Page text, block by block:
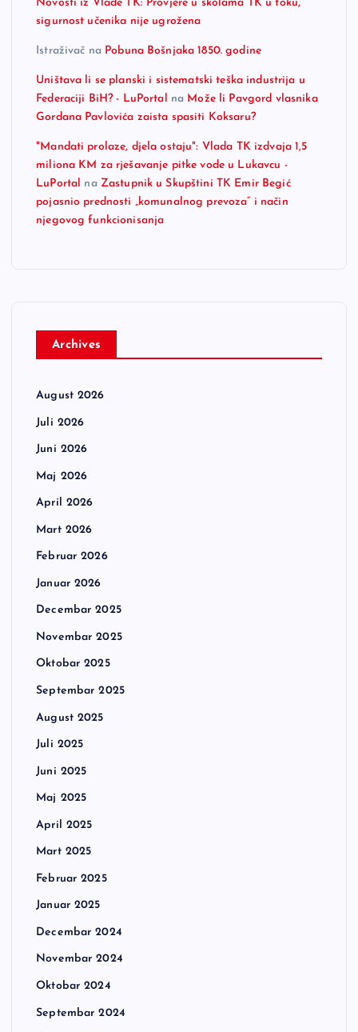
Novosti iz Vlade TK: Provjere u školama TK u toku,
sigurnost učenika nije ugrožena
Istraživač na Pobuna Bošnjaka 1850. godine
Uništava li se planski i sistematski teška industrija u
Federaciji BiH? - LuPortal
na Može li Pavgord vlasnika
Gordana Pavlovića zaista spasiti Koksaru?
"Mandati prolaze, djela ostaju": Vlada TK izdvaja 1,5
miliona KM za rješavanje pitke vode u Lukavcu -
LuPortal na Zastupnik u Skupštini TK Emir Begić
pojasnio prednosti „komunalnog prevoza“ i način
njegovog funkcionisanja
Archives
August 2026
Juli 2026
Juni 2026
Maj 2026
April 2026
Mart 2026
Februar 2026
Januar 2026
Decembar 2025
Novembar 2025
Oktobar 2025
Septembar 2025
August 2025
Juli 2025
Juni 2025
Maj 2025
April 2025
Mart 2025
Februar 2025
Januar 2025
Decembar 2024
Novembar 2024
Oktobar 2024
Septembar 2024